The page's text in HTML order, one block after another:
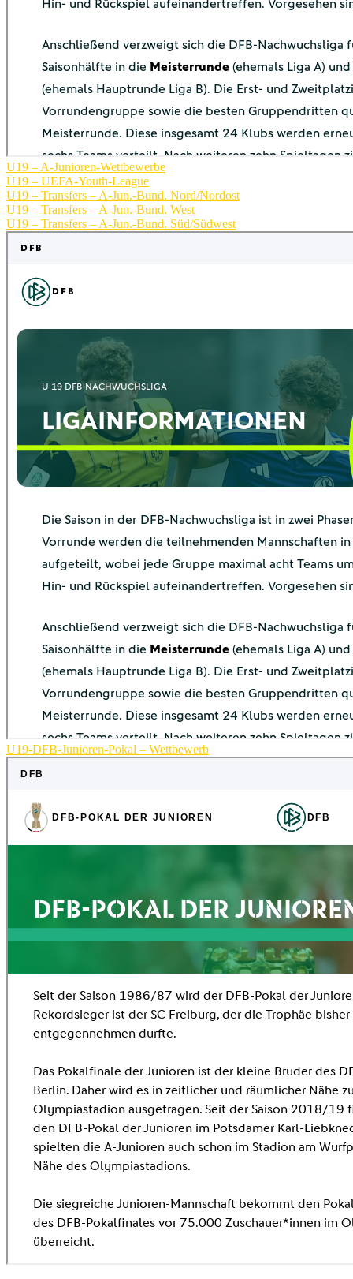
U19 – A-Junioren-Wettbewerbe
U19 – UEFA-Youth-League
U19 – Transfers – A-Jun.-Bund. Nord/Nordost
U19 – Transfers – A-Jun.-Bund. West
U19 – Transfers – A-Jun.-Bund. Süd/Südwest
U19-DFB-Junioren-Pokal – Wettbewerb